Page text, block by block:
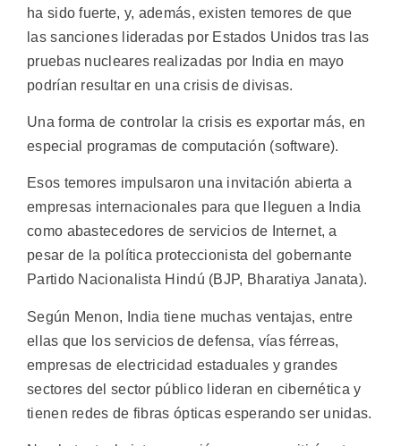
ha sido fuerte, y, además, existen temores de que
las sanciones lideradas por Estados Unidos tras las
pruebas nucleares realizadas por India en mayo
podrían resultar en una crisis de divisas.
Una forma de controlar la crisis es exportar más, en
especial programas de computación (software).
Esos temores impulsaron una invitación abierta a
empresas internacionales para que lleguen a India
como abastecedores de servicios de Internet, a
pesar de la política proteccionista del gobernante
Partido Nacionalista Hindú (BJP, Bharatiya Janata).
Según Menon, India tiene muchas ventajas, entre
ellas que los servicios de defensa, vías férreas,
empresas de electricidad estaduales y grandes
sectores del sector público lideran en cibernética y
tienen redes de fibras ópticas esperando ser unidas.